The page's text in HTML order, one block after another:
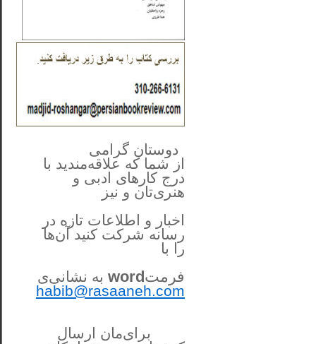
دوستان گرامی
از شما که علاقه‌مندید با
درج کارهای‌ ادبی و
هنری‌تان و نیز
اخبار و اطلاعات تازه در
رسانه شرکت کنید آن‌ها
را با
فرمتword به نشانی‌ی
habib@rasaaneh.com
برای‌مان ارسال